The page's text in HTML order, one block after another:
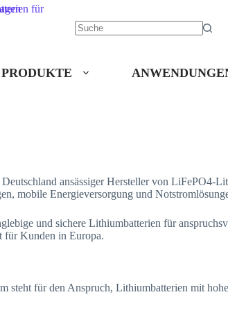
PRODUKTE
ansässiger Hersteller von LiFePO4-
mobile Energieversorgung und
und sichere Lithiumbatterien für
für Kunden in Europa.
steht für den Anspruch, Lithiumbatterien mit